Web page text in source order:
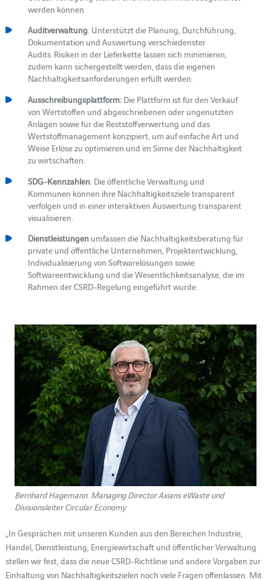
werden können.
Auditverwaltung: Unterstützt die Planung, Durchführung,
Dokumentation und Auswertung verschiedenster
Audits. Risiken in der Lieferkette lassen sich minimieren,
zudem kann sichergestellt werden, dass die eigenen
Nachhaltigkeitsanforderungen erfüllt werden.
Ausschreibungsplattform:Die Plattform ist für den Verkauf
von Wertstoffen und abgeschriebenen oder ungenutzten
Anlagen sowie für die Reststoffverwertung und das
Wertstoffmanagement konzipiert, um auf einfache Art und
Weise Erlöse zu optimieren und im Sinne der Nachhaltigkeit
zu wirtschaften.
SDG-Kennzahlen: Die öffentliche Verwaltung und
Kommunen können ihre Nachhaltigkeitsziele transparent
verfolgen und in einer interaktiven Auswertung transparent
visualisieren.
Dienstleistungenumfassen die Nachhaltigkeitsberatung für
private und öffentliche Unternehmen, Projektentwicklung,
Individualisierung von Softwarelösungen sowie
Softwareentwicklung und die Wesentlichkeitsanalyse, die im
Rahmen der CSRD-Regelung eingeführt wurde.
Bernhard Hagemann. Managing Director Axians eWaste und
Divisionsleiter Circular Economy
„In Gesprächen mit unseren Kunden aus den Bereichen Industrie,
Handel, Dienstleistung, Energiewirtschaft und öffentlicher Verwaltung
stellen wir fest, dass die neue CSRD-Richtlinie und andere Vorgaben zur
Einhaltung von Nachhaltigkeitszielen noch viele Fragen offenlassen. Mit